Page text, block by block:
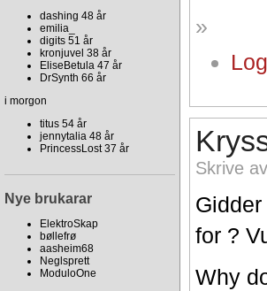
dashing 48 år
emilia_
digits 51 år
kronjuvel 38 år
EliseBetula 47 år
DrSynth 66 år
i morgon
titus 54 år
jennytalia 48 år
PrincessLost 37 år
Nye brukarar
ElektroSkap
bøllefrø
aasheim68
Neglsprett
ModuloOne
»
Skrive
for ?
Why